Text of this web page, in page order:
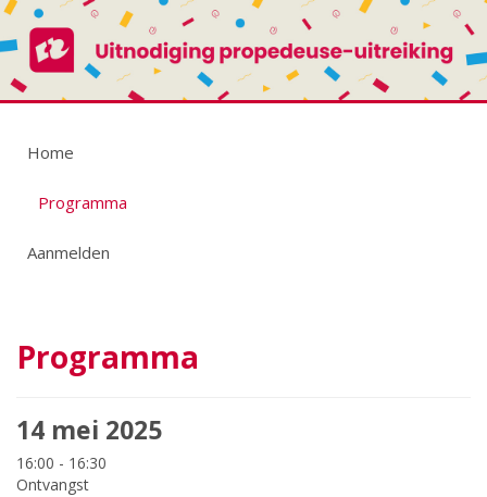
Home
Programma
Aanmelden
Programma
14 mei 2025
16:00 - 16:30
Ontvangst